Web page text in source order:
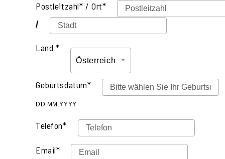
Postleitzahl* / Ort*
/
Land *
Österreich
Geburtsdatum*
DD.MM.YYYY
Telefon*
Email*